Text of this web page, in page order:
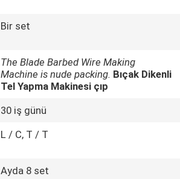
Bir set
The Blade Barbed Wire Making
Machine is nude packing. Bıçak Dikenli
Tel Yapma Makinesi çıp
30 iş günü
L / C, T / T
Ayda 8 set